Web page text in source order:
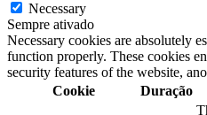
Necessary
Sempre ativado
Necessary cookies are absolutely
function properly. These cookies
security features of the website,
Cookie
Duração